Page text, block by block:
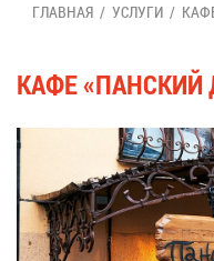
ГЛАВ­НАЯ УСЛУ­ГИ
КА­ФЕ «ПАН­СКИЙ